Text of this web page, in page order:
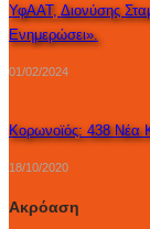
ΥφΑΑΤ, Διονύσης
Ενημερώσει».
01/02/2024
Κορωνοϊός: 438 Νέα
18/10/2020
Ακρόαση